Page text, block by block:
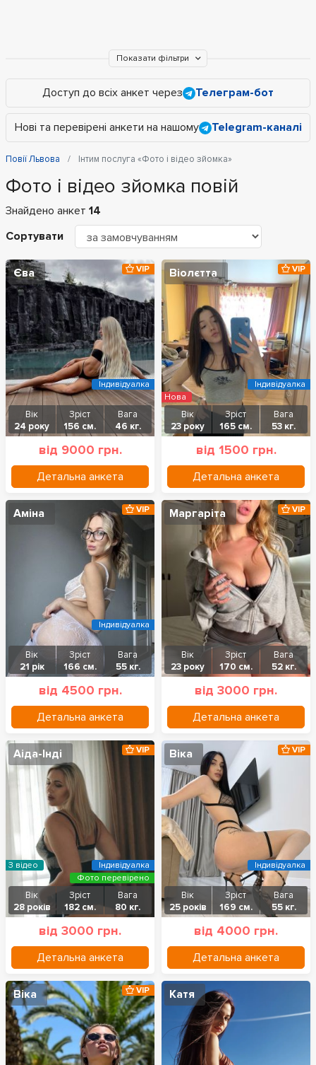
Показати фільтри
Доступ до всіх анкет через Телеграм-бот
Нові та перевірені анкети на нашому Telegram-каналі
Повії Львова Інтим послуга «Фото і відео зйомка»
Фото і відео зйомка повій
Знайдено анкет 14
Сортувати
Єва
Вік
24 року
Зріст
156 см.
Вага
46 кг.
від 9000 грн.
Детальна анкета
VIP
Індивідуалка
Віолєтта
Вік
23 року
Зріст
165 см.
Вага
53 кг.
від 1500 грн.
Детальна анкета
VIP
Нова
Індивідуалка
Аміна
Вік
21 рік
Зріст
166 см.
Вага
55 кг.
від 4500 грн.
Детальна анкета
VIP
Індивідуалка
Маргаріта
Вік
23 року
Зріст
170 см.
Вага
52 кг.
від 3000 грн.
Детальна анкета
VIP
Аіда-Інді
Вік
28 років
Зріст
182 см.
Вага
80 кг.
від 3000 грн.
Детальна анкета
VIP
З відео
Фото перевірено
Індивідуалка
Віка
Вік
25 років
Зріст
169 см.
Вага
55 кг.
від 4000 грн.
Детальна анкета
VIP
Індивідуалка
Віка VIP Катя